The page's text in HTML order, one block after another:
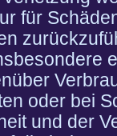
für
oder bei
und der